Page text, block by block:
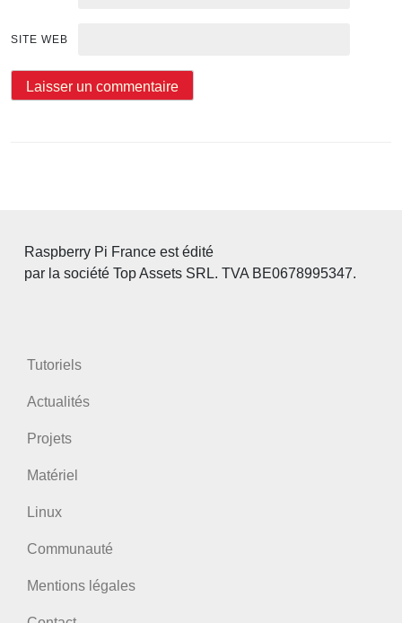
SITE WEB
Raspberry Pi France est édité
par la société Top Assets SRL. TVA BE0678995347.
Tutoriels
Actualités
Projets
Matériel
Linux
Communauté
Mentions légales